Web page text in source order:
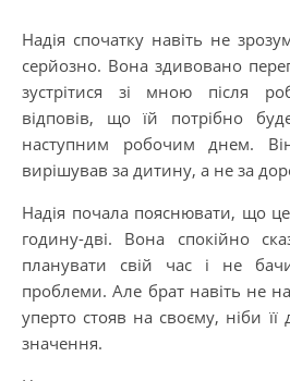
Надія спочатку навіть не
серйозно. Вона здивовано
зустрітися зі мною після
відповів, що їй потрібно
наступним робочим днем.
вирішував за дитину, а не за
Надія почала пояснювати, що
годину-дві. Вона спокійно
планувати свій час і не
проблеми. Але брат навіть не
уперто стояв на своєму, ніби її
значення.